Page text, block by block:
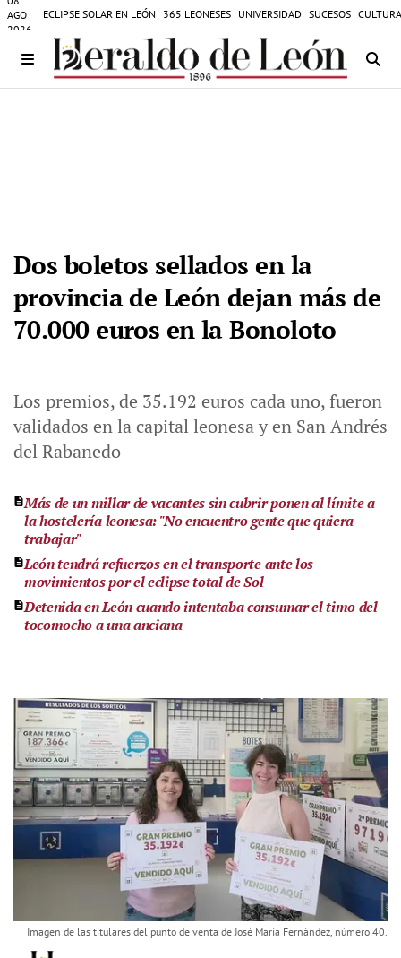
AGO
2026
ECLIPSE SOLAR EN LEÓN 365 LEONESES UNIVERSIDAD SUCESOS
Dos boletos sellados en la
provincia de León dejan más de
70.000 euros en la Bonoloto
Los premios, de 35.192 euros cada uno, fueron
validados en la capital leonesa y en San Andrés
del Rabanedo
Más de un millar de vacantes sin cubrir ponen al límite a
la hostelería leonesa: "No encuentro gente que quiera
trabajar"
León tendrá refuerzos en el transporte ante los
movimientos por el eclipse total de Sol
Detenida en León cuando intentaba consumar el timo del
tocomocho a una anciana
Imagen de las titulares del punto de venta de José María Fernández, número 40.